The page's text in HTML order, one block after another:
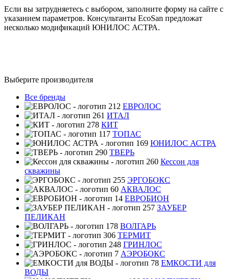
Если вы затрудняетесь с выбором, заполните форму на сайте с
указанием параметров. Консультанты EcoSan предложат
несколько модификаций ЮНИЛОС АСТРА.
Выберите производителя
Все бренды
ЕВРОЛОС
ИТАЛ
КИТ
ТОПАС
ЮНИЛОС АСТРА
ТВЕРЬ
Кессон для
скважины
ЭРГОБОКС
АКВАЛОС
ЕВРОБИОН
ЗАУБЕР
ПЕЛИКАН
ВОЛГАРЬ
ТЕРМИТ
ГРИНЛОС
АЭРОБОКС
ЕМКОСТИ для
ВОДЫ